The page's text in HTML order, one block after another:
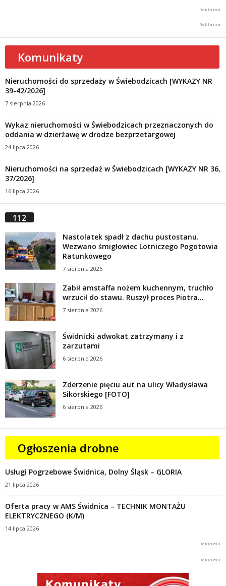
Komunikaty
Nieruchomości do sprzedaży w Świebodzicach [WYKAZY NR
39-42/2026]
7 sierpnia 2026
Wykaz nieruchomości w Świebodzicach przeznaczonych do
oddania w dzierżawę w drodze bezprzetargowej
24 lipca 2026
Nieruchomości na sprzedaż w Świebodzicach [WYKAZY NR 36,
37/2026]
16 lipca 2026
112
Nastolatek spadł z dachu pustostanu.
Wezwano śmigłowiec Lotniczego Pogotowia
Ratunkowego
7 sierpnia 2026
Zabił amstaffa nożem kuchennym, truchło
wrzucił do stawu. Ruszył proces Piotra...
7 sierpnia 2026
Świdnicki adwokat zatrzymany i z
zarzutami
6 sierpnia 2026
Zderzenie pięciu aut na ulicy Władysława
Sikorskiego [FOTO]
6 sierpnia 2026
Ogłoszenia drobne
Usługi Pogrzebowe Świdnica, Dolny Śląsk – GLORIA
21 lipca 2026
Oferta pracy w AMS Świdnica – TECHNIK MONTAŻU
ELEKTRYCZNEGO (K/M)
14 lipca 2026